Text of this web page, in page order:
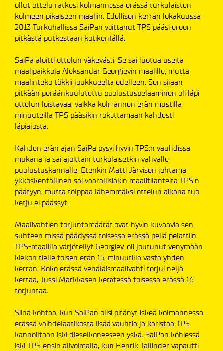
ollut ottelu ratkesi kolmannessa erässä turkulaisten
kolmeen pikaiseen maaliin. Edellisen kerran lokakuussa
2013 Turkuhallissa SaiPan voittanut TPS pääsi eroon
pitkästä putkestaan kotikentällä.
SaiPa aloitti ottelun väkevästi. Se sai luotua useita
maalipaikkoja Aleksandar Georgievin maalille, mutta
maalinteko tökkii joukkueelta edelleen. Sen sijaan
pitkään peräänkuulutettu puolustuspelaaminen oli läpi
ottelun loistavaa, vaikka kolmannen erän mustilla
minuuteilla TPS pääsikin rokottamaan kahdesti
läpiajosta.
Kahden erän ajan SaiPa pysyi hyvin TPS:n vauhdissa
mukana ja sai ajoittain turkulaisetkin vahvalle
puolustuskannalle. Etenkin Matti Järvisen johtama
ykköskentällinen sai vaarallisiakin maalitilanteita TPS:n
päätyyn, mutta tolppaa lähemmäksi ottelun aikana tuo
ketju ei päässyt.
Maalivahtien torjuntamäärät ovat hyvin kuvaavia sen
suhteen missä päädyssä toisessa erässä peliä pelattiin.
TPS-maalilla värjötellyt Georgiev, oli joutunut venymään
kiekon tielle toisen erän 15. minuutilla vasta yhden
kerran. Koko erässä venäläismaalivahti torjui neljä
kertaa, Jussi Markkasen kerätessä toisessa erässä 16
torjuntaa.
Siinä kohtaa, kun SaiPan olisi pitänyt iskeä kolmannessa
erässä vaihdelaatikosta lisää vauhtia ja karistaa TPS
kannoiltaan iski dieselkoneeseen yskä. SaiPan köhiessä
iski TPS ensin alivoimalla, kun Henrik Tallinder vapautti